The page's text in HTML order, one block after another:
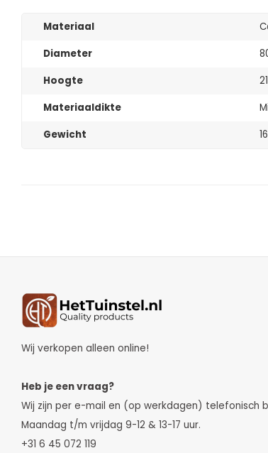
Materiaal
Diameter
Hoogte
Materiaaldikte
Gewicht
Wij verkopen alleen online!
Heb je een vraag?
Wij zijn per e-mail en (op werkdagen) telefonisch
Maandag t/m vrijdag 9-12 & 13-17 uur.
+31 6 45 072 119